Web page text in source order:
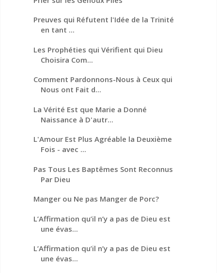
Preuves qui Réfutent l'Idée de la Trinité
en tant ...
Les Prophéties qui Vérifient qui Dieu
Choisira Com...
Comment Pardonnons-Nous à Ceux qui
Nous ont Fait d...
La Vérité Est que Marie a Donné
Naissance à D'autr...
L'Amour Est Plus Agréable la Deuxième
Fois - avec ...
Pas Tous Les Baptêmes Sont Reconnus
Par Dieu
Manger ou Ne pas Manger de Porc?
L’Affirmation qu’il n’y a pas de Dieu est
une évas...
L’Affirmation qu’il n’y a pas de Dieu est
une évas...